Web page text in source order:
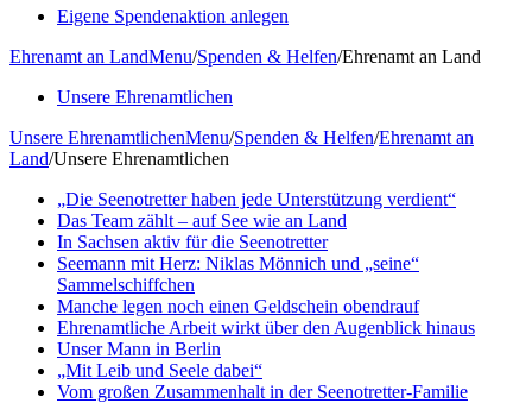
Eigene Spendenaktion anlegen
Ehrenamt an LandMenu/Spenden & Helfen/Ehrenamt an Land
Unsere Ehrenamtlichen
Unsere EhrenamtlichenMenu/Spenden & Helfen/Ehrenamt an
Land/Unsere Ehrenamtlichen
„Die Seenotretter haben jede Unterstützung verdient“
Das Team zählt – auf See wie an Land
In Sachsen aktiv für die Seenotretter
Seemann mit Herz: Niklas Mönnich und „seine“
Sammelschiffchen
Manche legen noch einen Geldschein obendrauf
Ehrenamtliche Arbeit wirkt über den Augenblick hinaus
Unser Mann in Berlin
„Mit Leib und Seele dabei“
Vom großen Zusammenhalt in der Seenotretter-Familie